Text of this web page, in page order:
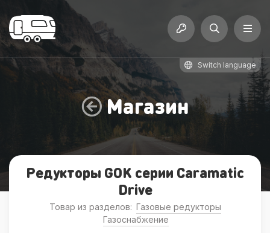
Switch language
Магазин
Редукторы GOK серии Caramatic
Drive
Товар из разделов: Газовые редукторы
Газоснабжение